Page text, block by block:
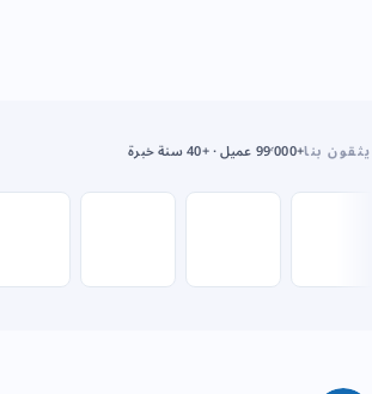
يثقون بنا+99٬000 عميل · +40 سنة خبرة